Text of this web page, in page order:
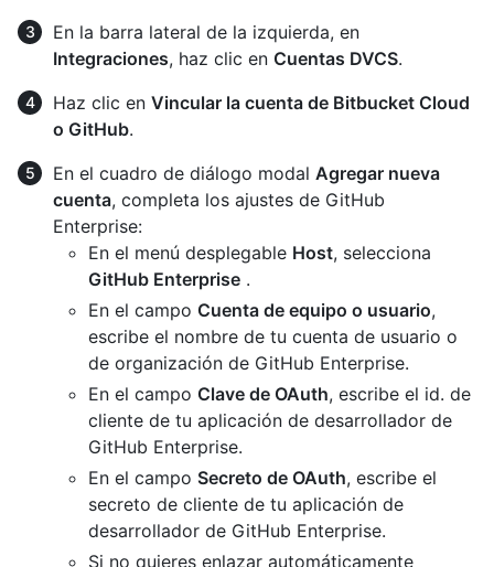
En la barra lateral de la izquierda, en
Integraciones, haz clic en Cuentas DVCS.
Haz clic en Vincular la cuenta de Bitbucket Cloud
o GitHub.
En el cuadro de diálogo modal Agregar nueva
cuenta, completa los ajustes de GitHub
Enterprise:
En el menú desplegable Host, selecciona
GitHub Enterprise .
En el campo Cuenta de equipo o usuario,
escribe el nombre de tu cuenta de usuario o
de organización de GitHub Enterprise.
En el campo Clave de OAuth, escribe el id. de
cliente de tu aplicación de desarrollador de
GitHub Enterprise.
En el campo Secreto de OAuth, escribe el
secreto de cliente de tu aplicación de
desarrollador de GitHub Enterprise.
Si no quieres enlazar automáticamente